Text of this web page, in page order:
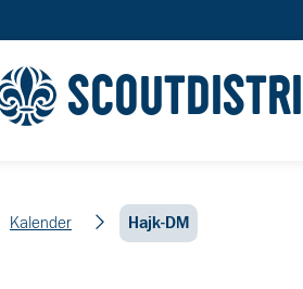
Kalender Hajk-DM